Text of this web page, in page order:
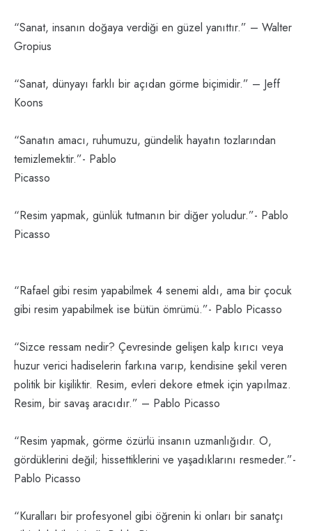
“Sanat, insanın doğaya verdiği en güzel yanıttır.” – Walter
Gropius
“Sanat, dünyayı farklı bir açıdan görme biçimidir.” – Jeff
Koons
“Sanatın amacı, ruhumuzu, gündelik hayatın tozlarından
temizlemektir.”- Pablo
Picasso
“Resim yapmak, günlük tutmanın bir diğer yoludur.”- Pablo
Picasso
“Rafael gibi resim yapabilmek 4 senemi aldı, ama bir çocuk
gibi resim yapabilmek ise bütün ömrümü.”- Pablo Picasso
“Sizce ressam nedir? Çevresinde gelişen kalp kırıcı veya
huzur verici hadiselerin farkına varıp, kendisine şekil veren
politik bir kişiliktir. Resim, evleri dekore etmek için yapılmaz.
Resim, bir savaş aracıdır.” – Pablo Picasso
“Resim yapmak, görme özürlü insanın uzmanlığıdır. O,
gördüklerini değil; hissettiklerini ve yaşadıklarını resmeder.”-
Pablo Picasso
“Kuralları bir profesyonel gibi öğrenin ki onları bir sanatçı